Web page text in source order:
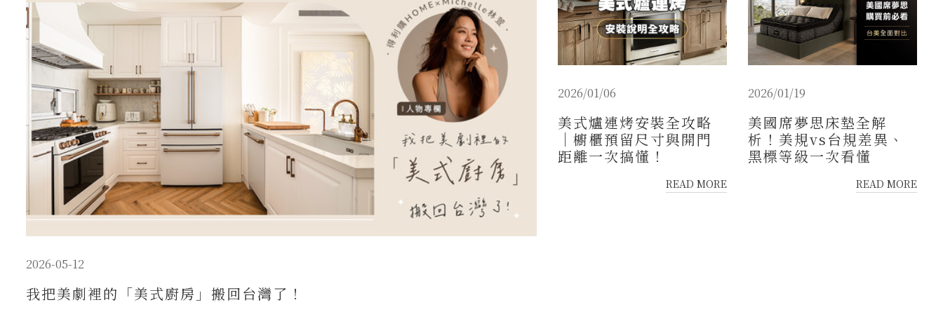
2026-05-12
我把美劇裡的「美式廚房」搬回台灣了！
2026/01/06
美式爐連烤安裝全攻略
｜櫥櫃預留尺寸與開門
距離一次搞懂！
READ MORE
2026/01/19
美國席夢思床墊全解
析！美規vs台規差異、
黑標等級一次看懂
READ MORE